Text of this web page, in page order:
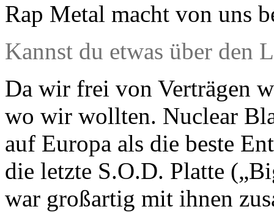
Rap Metal macht von uns
Kannst du etwas über den
Da wir frei von Verträgen
wo wir wollten. Nuclear
auf Europa als die beste
die letzte S.O.D. Platte
war großartig mit ihnen